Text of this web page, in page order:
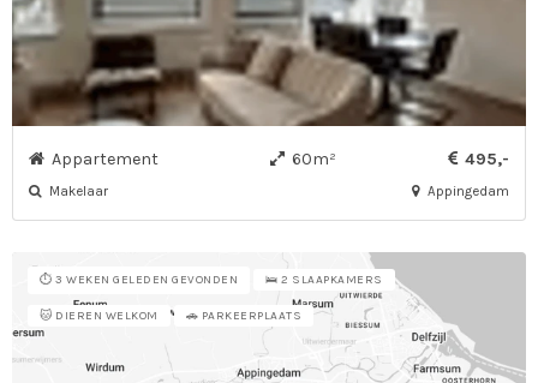
Appartement 60m² 495,-
Makelaar Appingedam
⏱️ 3 WEKEN GELEDEN GEVONDEN 🛌 2 SLAAPKAMERS
🐱 DIEREN WELKOM 🚗 PARKEERPLAATS